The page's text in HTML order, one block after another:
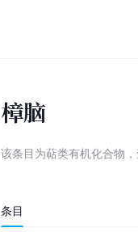
樟脑
该条目为萜类有机化合物 ，
条目